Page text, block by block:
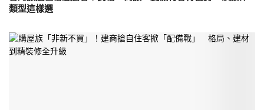
類型這樣選